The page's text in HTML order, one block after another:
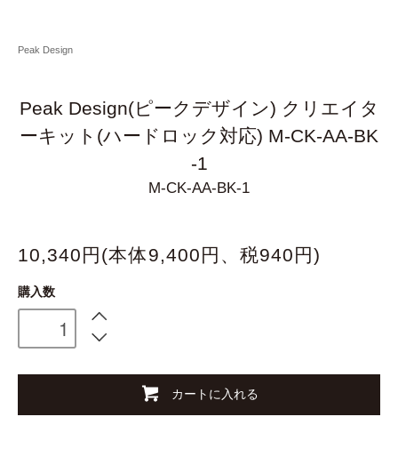
Peak Design
Peak Design(ピークデザイン) クリエイタ
ーキット(ハードロック対応) M-CK-AA-BK
-1
M-CK-AA-BK-1
10,340円(本体9,400円、税940円)
購入数
カートに入れる